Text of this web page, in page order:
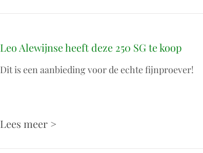
Leo Alewijnse heeft deze 250 SG te koop
Dit is een aanbieding voor de echte fijnproever!
Lees meer >